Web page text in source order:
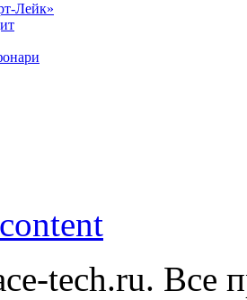
Лейк»
tech.ru. Все